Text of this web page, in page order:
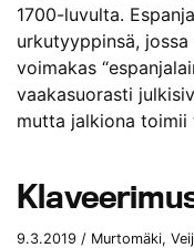
1700-luvulta.
urkutyyppinsä,
voimakas
vaakasuorasti
mutta jalkiona
9.3.2019 / Murtomäki,